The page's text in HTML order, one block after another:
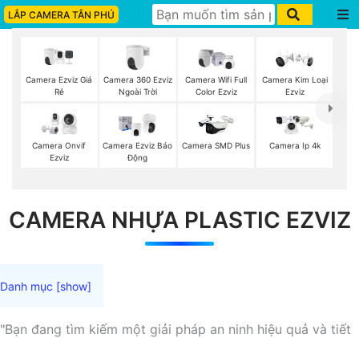
LẮP CAMERA TÂN PHÚ
Camera Ezviz Giá
Rẻ
Camera 360 Ezviz
Ngoài Trời
Camera Wifi Full
Color Ezviz
Camera Kim Loại
Ezviz
Camera Onvif
Ezviz
Camera Ezviz Báo
Động
Camera SMD Plus Camera Ip 4k
CAMERA NHỰA PLASTIC EZVIZ
"Bạn đang tìm kiếm một giải pháp an ninh hiệu quả và tiết